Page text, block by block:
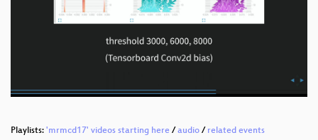
deu 1080p (webm)
deu 576p (mp4)
deu 576p (webm)
Playlists: 'mrmcd17' videos starting here / audio / related events